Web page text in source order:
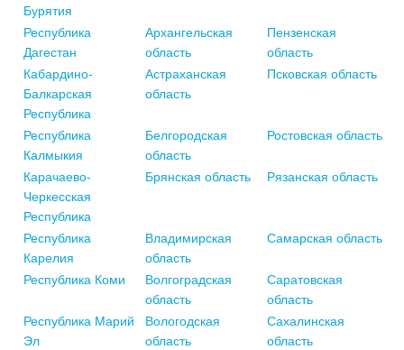
Бурятия
Республика
Дагестан
Архангельская
область
Пензенская
область
Кабардино-
Балкарская
Республика
Астраханская
область
Псковская область
Республика
Калмыкия
Белгородская
область
Ростовская область
Карачаево-
Черкесская
Республика
Брянская область Рязанская область
Республика
Карелия
Владимирская
область
Самарская область
Республика Коми
Волгоградская
область
Саратовская
область
Республика Марий
Эл
Вологодская
область
Сахалинская
область